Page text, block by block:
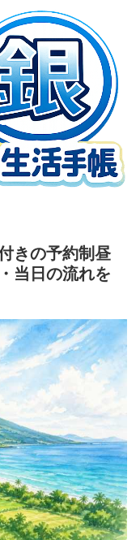
きの予約制昼
当日の流れを